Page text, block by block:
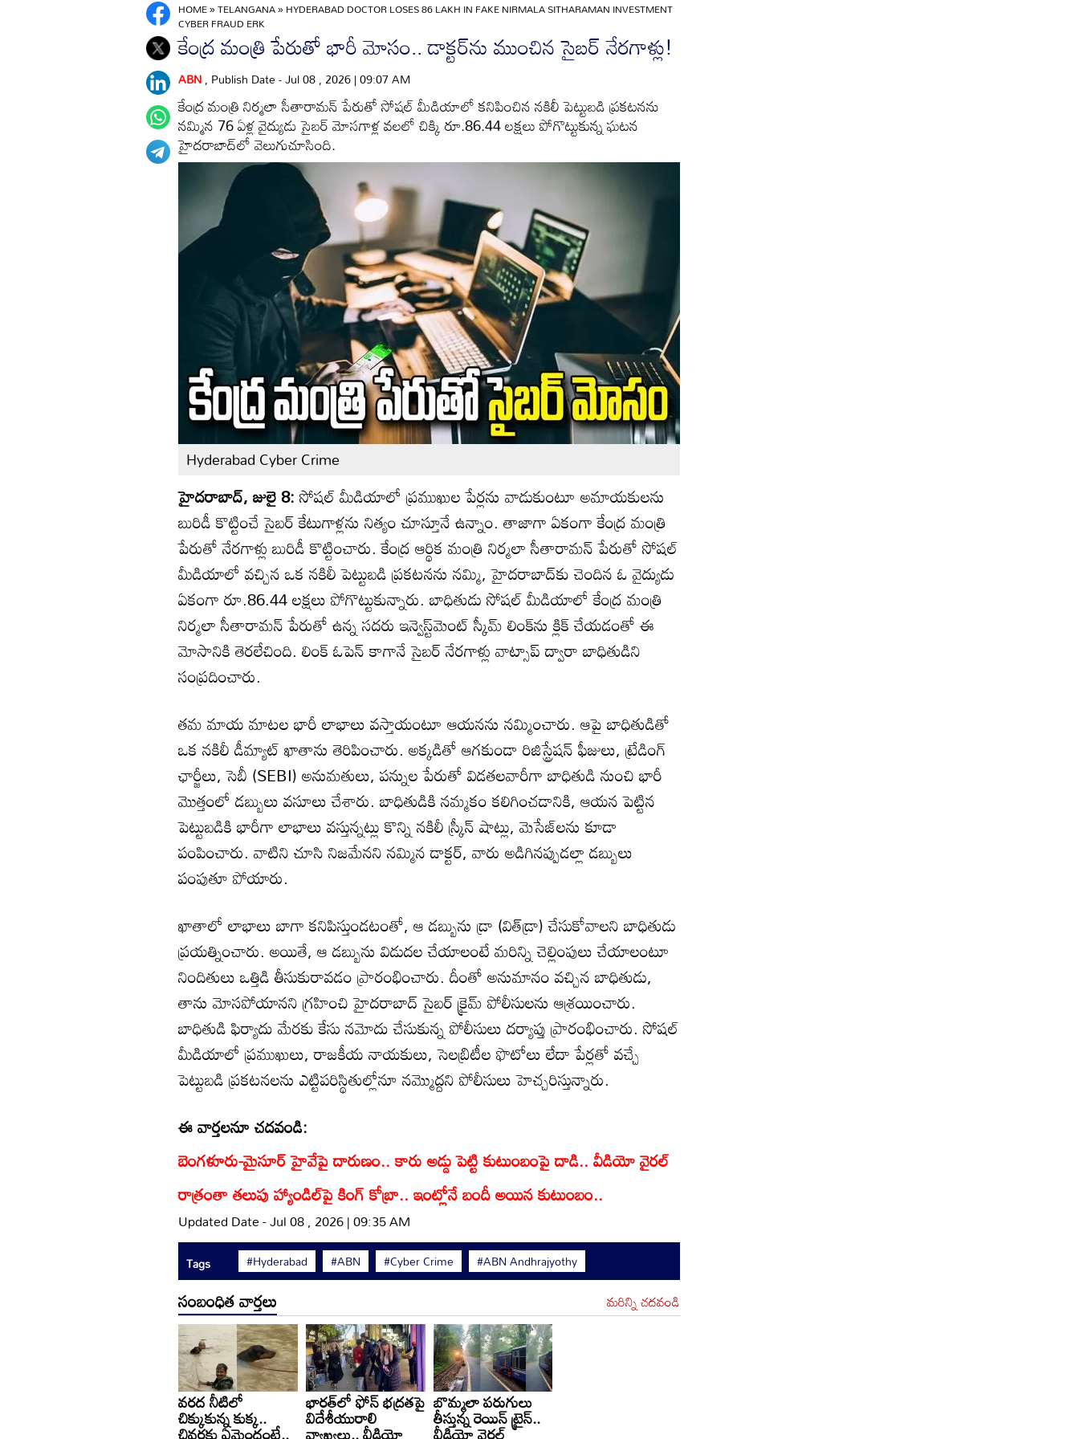
HOME»TELANGANA»HYDERABAD DOCTOR LOSES 86 LAKH IN FAKE NIRMALA SITHARAMAN INVESTMENT
CYBER FRAUD ERK
కేంద్ర మంత్రి పేరుతో భారీ మోసం.. డాక్టర్‌ను ముంచిన సైబర్ నేరగాళ్లు!
ABN, Publish Date - Jul 08 , 2026 | 09:07 AM
కేంద్ర మంత్రి నిర్మలా సీతారామన్ పేరుతో సోషల్ మీడియాలో కనిపించిన నకిలీ పెట్టుబడి ప్రకటనను
నమ్మిన 76 ఏళ్ల వైద్యుడు సైబర్ మోసగాళ్ల వలలో చిక్కి రూ.86.44 లక్షలు పోగొట్టుకున్న ఘటన
హైదరాబాద్‌లో వెలుగుచూసింది.
Hyderabad Cyber Crime
హైదరాబాద్, జులై 8:సోషల్ మీడియాలో ప్రముఖుల పేర్లను వాడుకుంటూ అమాయకులను
బురిడీ కొట్టించే సైబర్ కేటుగాళ్లను నిత్యం చూస్తూనే ఉన్నాం. తాజాగా ఏకంగా కేంద్ర మంత్రి
పేరుతో నేరగాళ్లు బురిడీ కొట్టించారు. కేంద్ర ఆర్థిక మంత్రి నిర్మలా సీతారామన్ పేరుతో సోషల్
మీడియాలో వచ్చిన ఒక నకిలీ పెట్టుబడి ప్రకటనను నమ్మి, హైదరాబాద్‌కు చెందిన ఓ వైద్యుడు
ఏకంగా రూ.86.44 లక్షలు పోగొట్టుకున్నారు. బాధితుడు సోషల్ మీడియాలో కేంద్ర మంత్రి
నిర్మలా సీతారామన్ పేరుతో ఉన్న సదరు ఇన్వెస్ట్‌మెంట్ స్కీమ్ లింక్‌ను క్లిక్ చేయడంతో ఈ
మోసానికి తెరలేచింది. లింక్ ఓపెన్ కాగానే సైబర్ నేరగాళ్లు వాట్సాప్ ద్వారా బాధితుడిని
సంప్రదించారు.
తమ మాయ మాటల భారీ లాభాలు వస్తాయంటూ ఆయనను నమ్మించారు. ఆపై బాధితుడితో
ఒక నకిలీ డీమ్యాట్ ఖాతాను తెరిపించారు. అక్కడితో ఆగకుండా రిజిస్ట్రేషన్ ఫీజులు, ట్రేడింగ్
ఛార్జీలు, సెబీ (SEBI) అనుమతులు, పన్నుల పేరుతో విడతలవారీగా బాధితుడి నుంచి భారీ
మొత్తంలో డబ్బులు వసూలు చేశారు. బాధితుడికి నమ్మకం కలిగించడానికి, ఆయన పెట్టిన
పెట్టుబడికి భారీగా లాభాలు వస్తున్నట్లు కొన్ని నకిలీ స్క్రీన్ షాట్లు, మెసేజ్‌లను కూడా
పంపించారు. వాటిని చూసి నిజమేనని నమ్మిన డాక్టర్, వారు అడిగినప్పుడల్లా డబ్బులు
పంపుతూ పోయారు.
ఖాతాలో లాభాలు బాగా కనిపిస్తుండటంతో, ఆ డబ్బును డ్రా (విత్‌డ్రా) చేసుకోవాలని బాధితుడు
ప్రయత్నించారు. అయితే, ఆ డబ్బును విడుదల చేయాలంటే మరిన్ని చెల్లింపులు చేయాలంటూ
నిందితులు ఒత్తిడి తీసుకురావడం ప్రారంభించారు. దీంతో అనుమానం వచ్చిన బాధితుడు,
తాను మోసపోయానని గ్రహించి హైదరాబాద్ సైబర్ క్రైమ్ పోలీసులను ఆశ్రయించారు.
బాధితుడి ఫిర్యాదు మేరకు కేసు నమోదు చేసుకున్న పోలీసులు దర్యాప్తు ప్రారంభించారు. సోషల్
మీడియాలో ప్రముఖులు, రాజకీయ నాయకులు, సెలబ్రిటీల ఫొటోలు లేదా పేర్లతో వచ్చే
పెట్టుబడి ప్రకటనలను ఎట్టిపరిస్థితుల్లోనూ నమ్మొద్దని పోలీసులు హెచ్చరిస్తున్నారు.
ఈ వార్తలనూ చదవండి:
బెంగళూరు-మైసూర్ హైవేపై దారుణం.. కారు అడ్డు పెట్టి కుటుంబంపై దాడి.. వీడియో వైరల్
రాత్రంతా తలుపు హ్యాండిల్‌పై కింగ్ కోబ్రా.. ఇంట్లోనే బందీ అయిన కుటుంబం..
Updated Date - Jul 08 , 2026 | 09:35 AM
Tags #Hyderabad #ABN #Cyber Crime #ABN Andhrajyothy
సంబంధిత వార్తలు మరిన్ని చదవండి
వరద నీటిలో
చిక్కుకున్న కుక్క..
భారత్‌లో ఫోన్ భద్రతపై
విదేశీయురాలి
బొమ్మలా పరుగులు
తీస్తున్న రెయిన్ ట్రైన్..